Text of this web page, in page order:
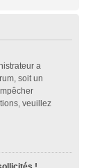
a
soit un
veuillez